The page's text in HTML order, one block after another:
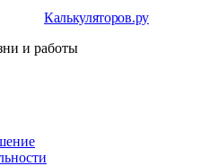
Калькуляторов.ру
и работы